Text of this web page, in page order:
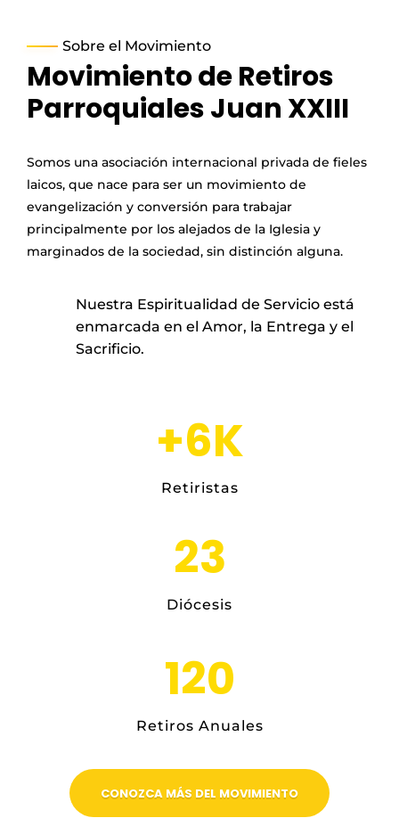
Sobre el Movimiento
Movimiento de Retiros
Parroquiales Juan XXIII
Somos una asociación internacional privada de fieles
laicos, que nace para ser un movimiento de
evangelización y conversión para trabajar
principalmente por los alejados de la Iglesia y
marginados de la sociedad, sin distinción alguna.
Nuestra Espiritualidad de Servicio está
enmarcada en el Amor, la Entrega y el
Sacrificio.
+6K
Retiristas
23
Diócesis
120
Retiros Anuales
CONOZCA MÁS DEL MOVIMIENTO